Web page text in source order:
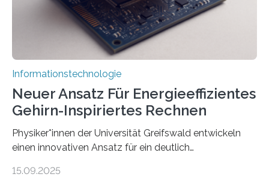
und Mimik im Einklang sind…
Informationstechnologie
Neuer Ansatz Für Energieeffizientes
Gehirn-Inspiriertes Rechnen
Physiker*innen der Universität Greifswald entwickeln
einen innovativen Ansatz für ein deutlich
Lösungsweg ist inspiriert vom menschlichen Gehirn. Die
15.09.2025